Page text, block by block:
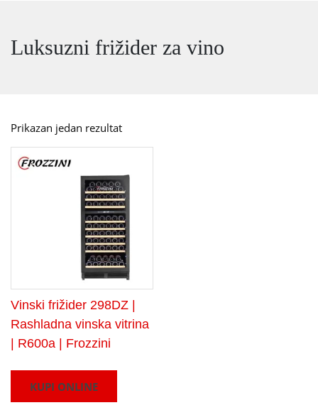
Luksuzni frižider za vino
Prikazan jedan rezultat
Vinski frižider 298DZ |
Rashladna vinska vitrina
| R600a | Frozzini
KUPI ONLINE